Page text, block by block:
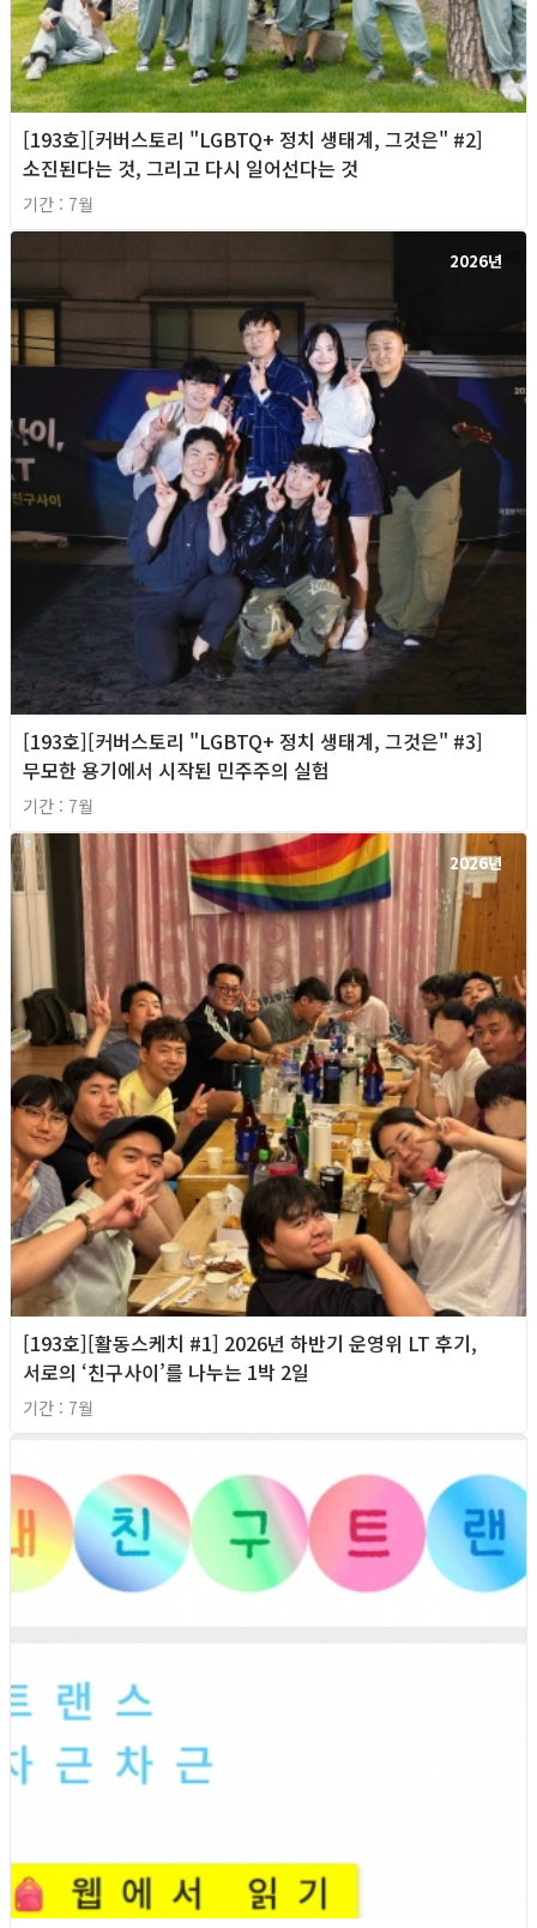
[193호][커버스토리 "LGBTQ+ 정치 생태계, 그것은" #2]
소진된다는 것, 그리고 다시 일어선다는 것
기간 : 7월
2026년
[193호][커버스토리 "LGBTQ+ 정치 생태계, 그것은" #3]
무모한 용기에서 시작된 민주주의 실험
기간 : 7월
2026년
[193호][활동스케치 #1] 2026년 하반기 운영위 LT 후기,
서로의 ‘친구사이’를 나누는 1박 2일
기간 : 7월